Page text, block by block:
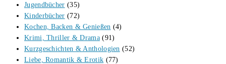
Jugendbücher (35)
Kinderbücher (72)
Kochen, Backen & Genießen (4)
Krimi, Thriller & Drama (91)
Kurzgeschichten & Anthologien (52)
Liebe, Romantik & Erotik (77)